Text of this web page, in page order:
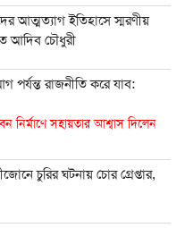
আত্মত্যাগ ইতিহাসে স্মরণীয়
আদিব চৌধুরী
পর্যন্ত রাজনীতি করে যাব:
নির্মাণে সহায়তার আশ্বাস দিলেন
চুরির ঘটনায় চোর গ্রেপ্তার,